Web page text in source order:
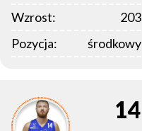
Wzrost:
203
Pozycja:
środkowy
14